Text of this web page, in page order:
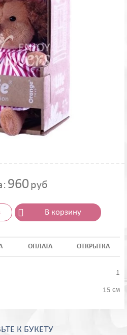
960руб
В корзину
ОПЛАТА ОТКРЫТКА
1
15 см
К БУКЕТУ